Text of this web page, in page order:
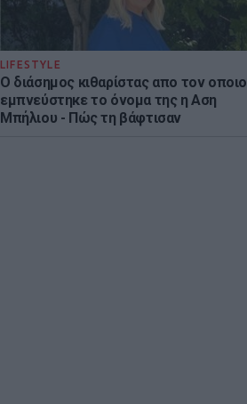
LIFESTYLE
Ο διάσημος κιθαρίστας απο τον οποιο
εμπνεύστηκε το όνομα της η Αση
Μπήλιου - Πώς τη βάφτισαν